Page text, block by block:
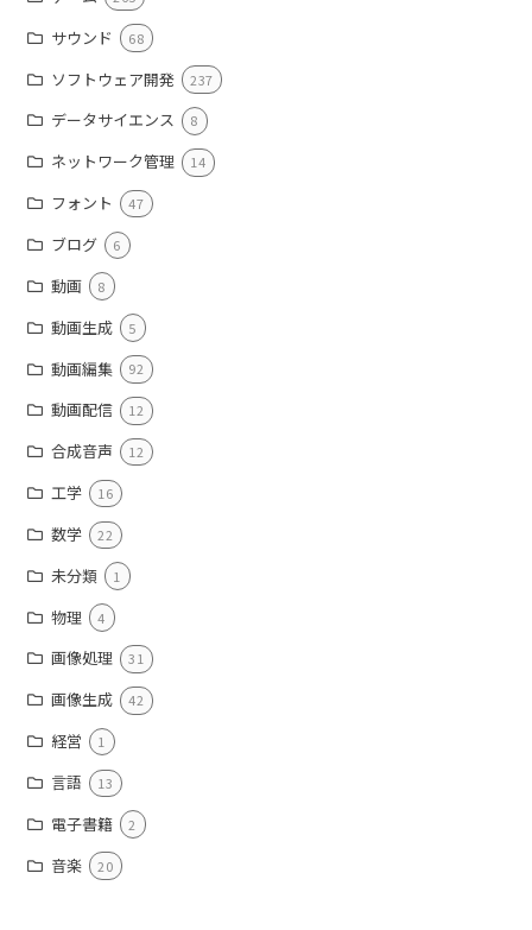
サウンド 68
ソフトウェア開発 237
データサイエンス 8
ネットワーク管理 14
フォント 47
ブログ 6
動画 8
動画生成 5
動画編集 92
動画配信 12
合成音声 12
工学 16
数学 22
未分類 1
物理 4
画像処理 31
画像生成 42
経営 1
言語 13
電子書籍 2
音楽 20